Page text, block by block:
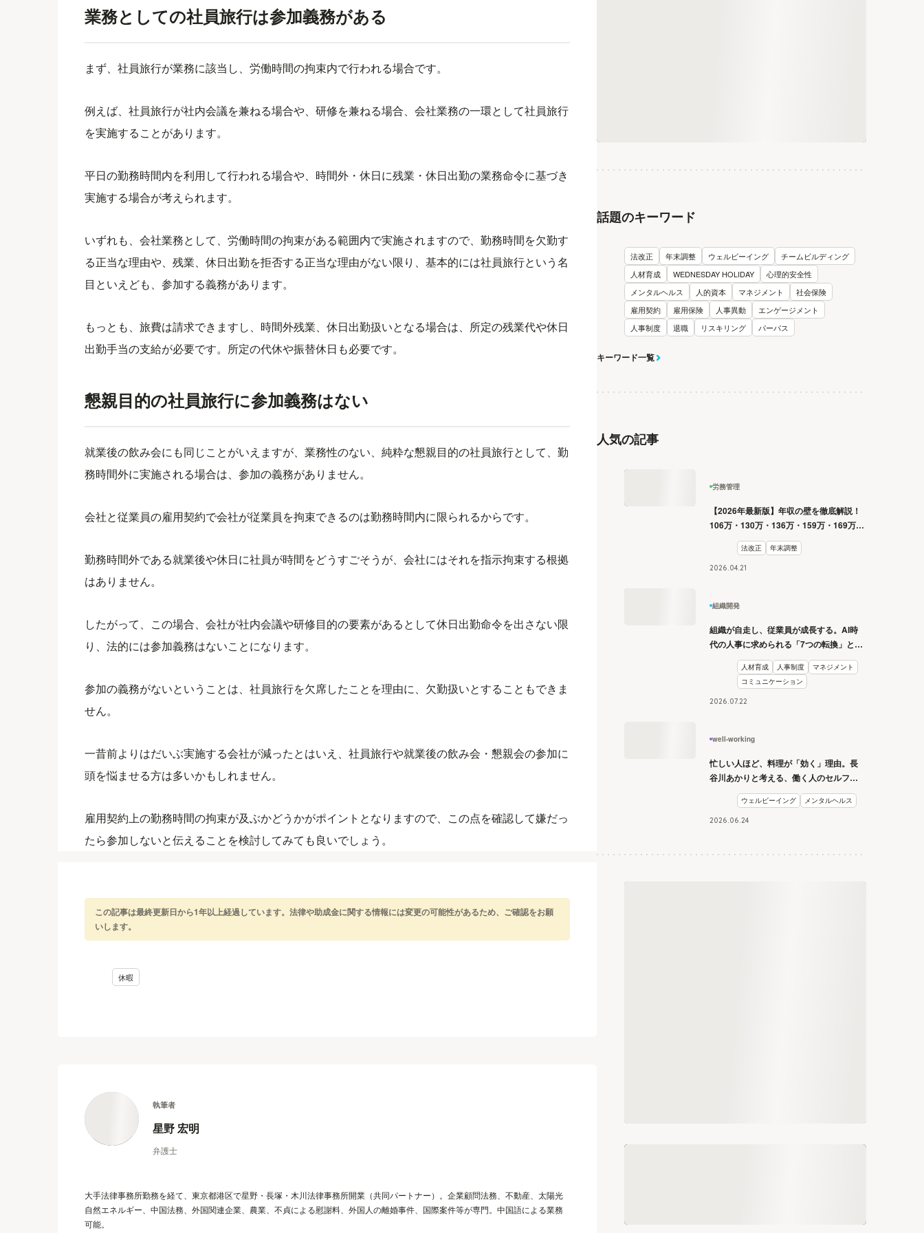
業務としての社員旅行は参加義務がある
まず、社員旅行が業務に該当し、労働時間の拘束内で行われる場合です。
例えば、社員旅行が社内会議を兼ねる場合や、研修を兼ねる場合、会社業務の一環として社員旅行
を実施することがあります。
平日の勤務時間内を利用して行われる場合や、時間外・休日に残業・休日出勤の業務命令に基づき
実施する場合が考えられます。
いずれも、会社業務として、労働時間の拘束がある範囲内で実施されますので、勤務時間を欠勤す
る正当な理由や、残業、休日出勤を拒否する正当な理由がない限り、基本的には社員旅行という名
目といえども、参加する義務があります。
もっとも、旅費は請求できますし、時間外残業、休日出勤扱いとなる場合は、所定の残業代や休日
出勤手当の支給が必要です。所定の代休や振替休日も必要です。
懇親目的の社員旅行に参加義務はない
就業後の飲み会にも同じことがいえますが、業務性のない、純粋な懇親目的の社員旅行として、勤
務時間外に実施される場合は、参加の義務がありません。
会社と従業員の雇用契約で会社が従業員を拘束できるのは勤務時間内に限られるからです。
勤務時間外である就業後や休日に社員が時間をどうすごそうが、会社にはそれを指示拘束する根拠
はありません。
したがって、この場合、会社が社内会議や研修目的の要素があるとして休日出勤命令を出さない限
り、法的には参加義務はないことになります。
参加の義務がないということは、社員旅行を欠席したことを理由に、欠勤扱いとすることもできま
せん。
一昔前よりはだいぶ実施する会社が減ったとはいえ、社員旅行や就業後の飲み会・懇親会の参加に
頭を悩ませる方は多いかもしれません。
雇用契約上の勤務時間の拘束が及ぶかどうかがポイントとなりますので、この点を確認して嫌だっ
たら参加しないと伝えることを検討してみても良いでしょう。
この記事は最終更新日から1年以上経過しています。法律や助成金に関する情報には変更の可能性があるため、ご確認をお願
いします。
休暇
執筆者
星野 宏明
弁護士
大手法律事務所勤務を経て、東京都港区で星野・長塚・木川法律事務所開業（共同パートナー）。企業顧問法務、不動産、太陽光
自然エネルギー、中国法務、外国関連企業、農業、不貞による慰謝料、外国人の離婚事件、国際案件等が専門。中国語による業務
可能。
話題のキーワード
法改正 年末調整 ウェルビーイング
チームビルディング
人材育成
WEDNESDAY HOLIDAY
心理的安全性
メンタルヘルス
人的資本 マネジメント
社会保険
雇用契約
雇用保険 人事異動
エンゲージメント
人事制度
退職 リスキリング パーパス
キーワード一覧
人気の記事
労務管理
【2026年最新版】年収の壁を徹底解説！
106万・130万・136万・159万・169万・
178万・180万の壁とは？
法改正 年末調整
2026.04.21
組織開発
組織が自走し、従業員が成長する。AI時
代の人事に求められる「7つの転換」と
人材育成 人事制度
マネジメント
コミュニケーション
2026.07.22
well-working
忙しい人ほど、料理が「効く」理由。長
谷川あかりと考える、働く人のセルフケ
ウェルビーイング メンタルヘルス
2026.06.24